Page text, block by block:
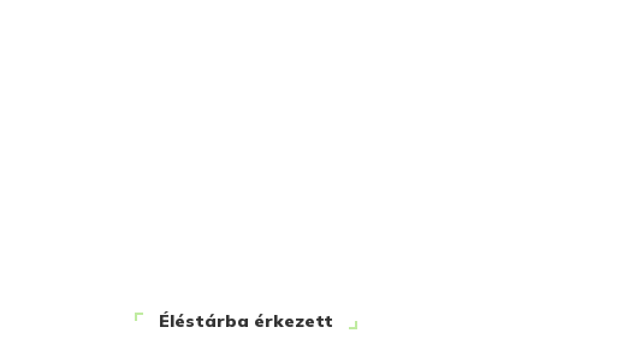
Éléstárba érkezett